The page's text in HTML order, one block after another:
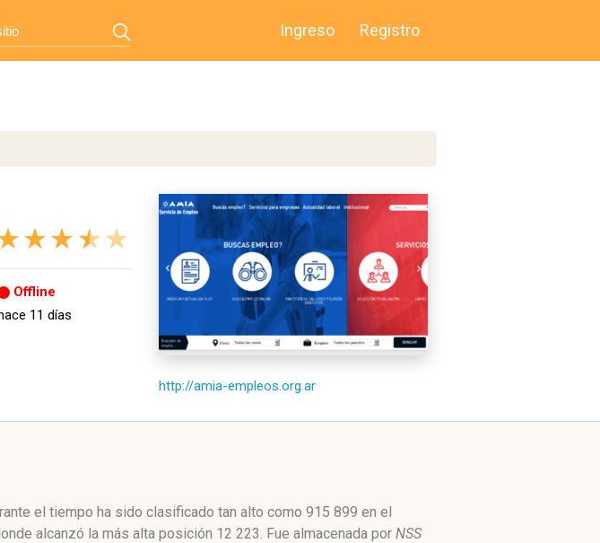
Ingreso Registro
Offline
11 días
http://amia-empleos.org.ar
el tiempo ha sido clasificado tan alto como 915 899 en el
alcanzó la más alta posición 12 223. Fue almacenada por NSS